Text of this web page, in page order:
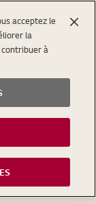
acceptez le
la
à